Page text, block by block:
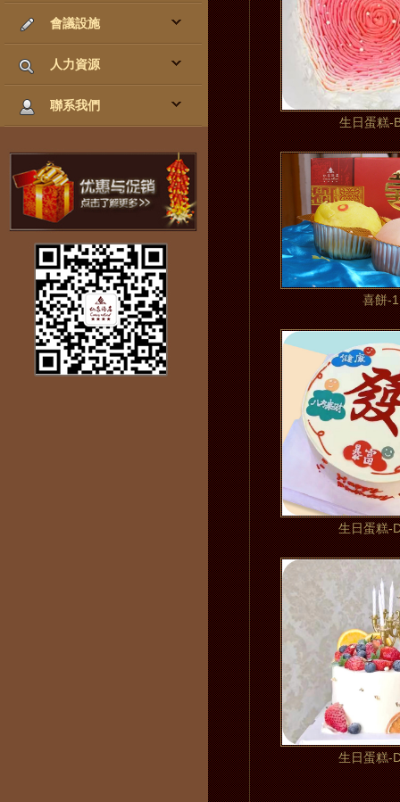
會議設施
人力資源
聯系我們
生日蛋糕-
喜餅-1
生日蛋糕-
生日蛋糕-